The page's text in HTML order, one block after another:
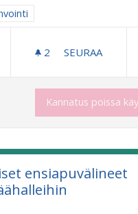
mukaan: Terveys ja
2 2 SEURAAJAA
SEURAA
Kannatus poissa
ensiapuvälineet